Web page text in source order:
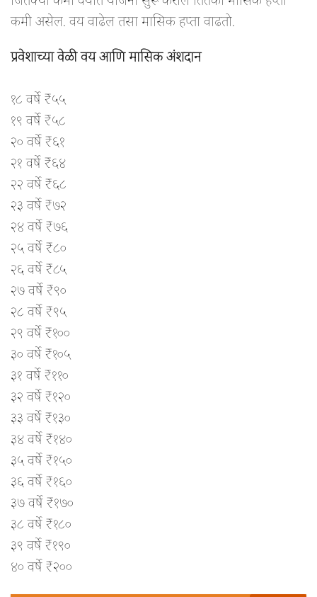
कमी असेल. वय वाढेल तसा मासिक हप्ता वाढतो.
प्रवेशाच्या वेळी वय आणि मासिक अंशदान
१८ वर्षे ₹५५
१९ वर्षे ₹५८
२० वर्षे ₹६१
२१ वर्षे ₹६४
२२ वर्षे ₹६८
२३ वर्षे ₹७२
२४ वर्षे ₹७६
२५ वर्षे ₹८०
२६ वर्षे ₹८५
२७ वर्षे ₹९०
२८ वर्षे ₹९५
२९ वर्षे ₹१००
३० वर्षे ₹१०५
३१ वर्षे ₹११०
३२ वर्षे ₹१२०
३३ वर्षे ₹१३०
३४ वर्षे ₹१४०
३५ वर्षे ₹१५०
३६ वर्षे ₹१६०
३७ वर्षे ₹१७०
३८ वर्षे ₹१८०
३९ वर्षे ₹१९०
४० वर्षे ₹२००